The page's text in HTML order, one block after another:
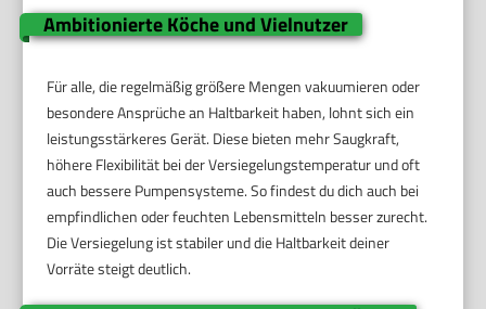
Ambitionierte Köche und Vielnutzer
Für alle, die regelmäßig größere Mengen vakuumieren oder
besondere Ansprüche an Haltbarkeit haben, lohnt sich ein
leistungsstärkeres Gerät. Diese bieten mehr Saugkraft,
höhere Flexibilität bei der Versiegelungstemperatur und oft
auch bessere Pumpensysteme. So findest du dich auch bei
empfindlichen oder feuchten Lebensmitteln besser zurecht.
Die Versiegelung ist stabiler und die Haltbarkeit deiner
Vorräte steigt deutlich.